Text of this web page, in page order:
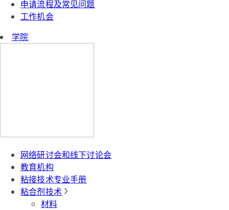
申请流程及常见问题
工作机会
学院
网络研讨会和线下讨论会
教育机构
粘接技术专业手册
粘合剂技术
材料